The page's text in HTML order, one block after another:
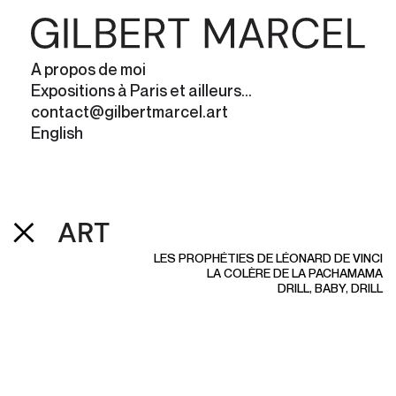
A propos de moi
Expositions à Paris et ailleurs...
contact@gilbertmarcel.art
English
ART
LES PROPHÉTIES DE LÉONARD DE VINCI
LA COLÈRE DE LA PACHAMAMA
DRILL, BABY, DRILL